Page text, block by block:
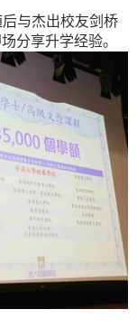
与杰出校友剑桥
分享升学经验。